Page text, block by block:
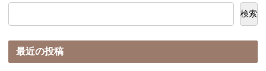
検索
最近の投稿